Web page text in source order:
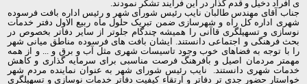
ی افراد دخیل و قدم گذار در این فرآیند تشکر نمودند.
جناب آقای مهندس طالبان نایب رئیس شورای شهر و رئیس اداره بافت فرسوده
شهری اداره کل راه و شهرسازی ضمن تبریک حلول ماه ربیع الاول دفتر خدمات
نوسازی و تسهیلگری قاآنی را همیشه چندگام جلوتر از سایر دفاتر بخصوص در
بحث فرهنگی و اجتماعی دانستند. ایشان بافت های فرسوده مناطق میانی شهر
را با توجه به فضاهای خوب وجود تاسیسات شهری مثل آب و برق و ... و از همه
مهمتر مردمان اصیل و بافرهنگ فرصت مناسبی برای سرمایه گذاری و کاهش
خدمات شهری دانستند. نایب رئیس شورای شهر به عنوان نماینده مردم شهر
خواستار حضور جدی تر دفاتر و ارتقاء کیفیت دفاتر خدمات نوسازی و تسهیلگری